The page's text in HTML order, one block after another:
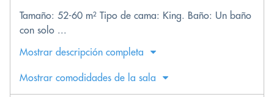
Tamaño: 52-60 m² Tipo de cama: King. Baño: Un baño
con solo ...
Mostrar descripción completa
Mostrar comodidades de la sala